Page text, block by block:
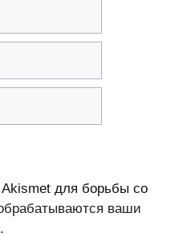
Akismet для борьбы со
ваши
.